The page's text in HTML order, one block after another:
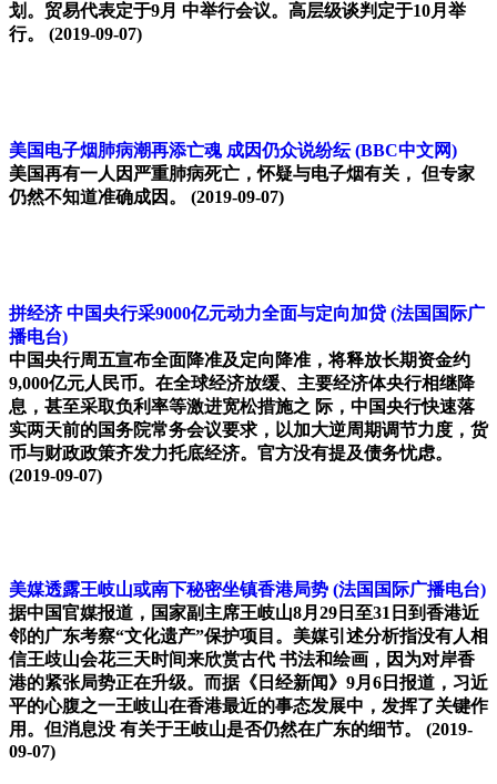
划。贸易代表定于9月 中举行会议。高层级谈判定于10月举
行。 (2019-09-07)
美国电子烟肺病潮再添亡魂 成因仍众说纷纭 (BBC中文网)
美国再有一人因严重肺病死亡，怀疑与电子烟有关， 但专家
仍然不知道准确成因。
(2019-09-07)
拼经济 中国央行采9000亿元动力全面与定向加贷 (法国国际广
播电台)
中国央行周五宣布全面降准及定向降准，将释放长期资金约
9,000亿元人民币。在全球经济放缓、主要经济体央行相继降
息，甚至采取负利率等激进宽松措施之 际，中国央行快速落
实两天前的国务院常务会议要求，以加大逆周期调节力度，货
币与财政政策齐发力托底经济。官方没有提及债务忧虑。
(2019-09-07)
美媒透露王岐山或南下秘密坐镇香港局势 (法国国际广播电台)
据中国官媒报道，国家副主席王岐山8月29日至31日到香港近
邻的广东考察“文化遗产”保护项目。美媒引述分析指没有人相
信王歧山会花三天时间来欣赏古代 书法和绘画，因为对岸香
港的紧张局势正在升级。而据《日经新闻》9月6日报道，习近
平的心腹之一王岐山在香港最近的事态发展中，发挥了关键作
用。但消息没 有关于王岐山是否仍然在广东的细节。 (2019-
09-07)